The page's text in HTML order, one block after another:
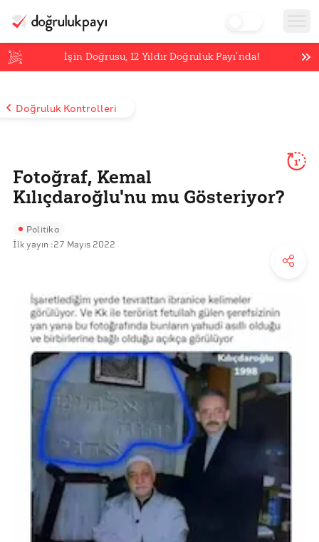
İşin Doğrusu,12 Yıldır Doğruluk Payı’nda!
Doğruluk Kontrolleri
Fotoğraf, Kemal
Kılıçdaroğlu'nu mu Gösteriyor?
1'
Politika
İlk yayın :27 Mayıs 2022